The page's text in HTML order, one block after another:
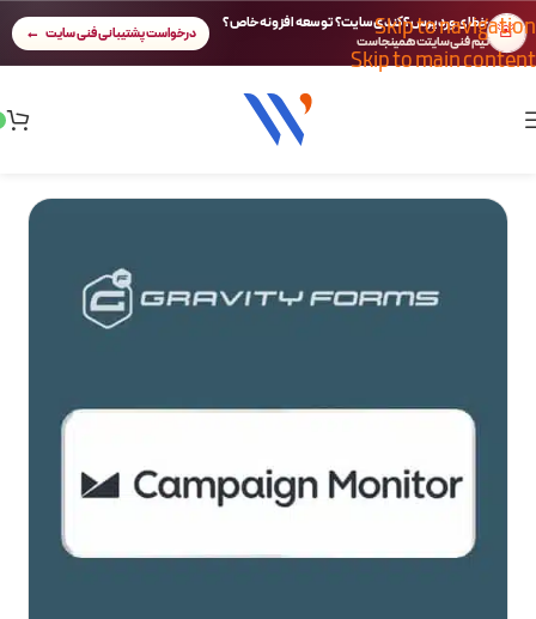
Skip to navigation
Skip to main content
🚨 خطای وردپرس؟ کندی سایت؟ توسعه افزونه خاص؟
تیم فنی سایتت همینجاست درخواست پشتیبانی فنی سایت